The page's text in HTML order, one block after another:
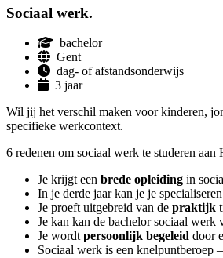
Sociaal werk.
bachelor
Gent
dag- of afstandsonderwijs
3 jaar
Wil jij het verschil maken voor kinderen,
specifieke werkcontext.
6 redenen om sociaal werk te studeren
Je krijgt een brede opleiding in
In je derde jaar kan je je
Je proeft uitgebreid van de praktijk
Je kan kan de bachelor sociaal werk
Je wordtpersoonlijk begeleid door
Sociaal werk is een knelpuntberoep –